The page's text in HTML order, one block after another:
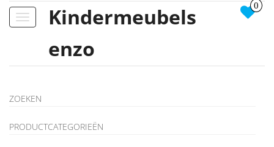
Toggle
Kindermeubels
enzo
0
ZOEKEN
PRODUCTCATEGORIEËN